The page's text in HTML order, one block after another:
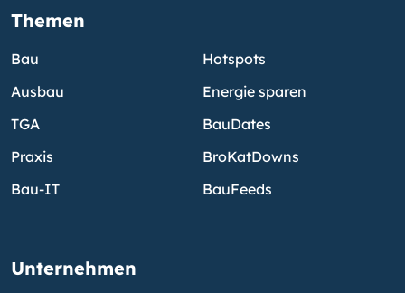
Themen
Bau
Ausbau
TGA
Praxis
Bau-IT
Hotspots
Energie sparen
BauDates
BroKatDowns
BauFeeds
Unternehmen